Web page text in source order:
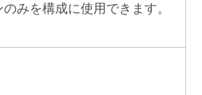
みを構成に使用できます。